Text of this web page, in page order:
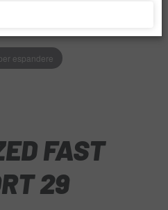
espandere
FAST
29